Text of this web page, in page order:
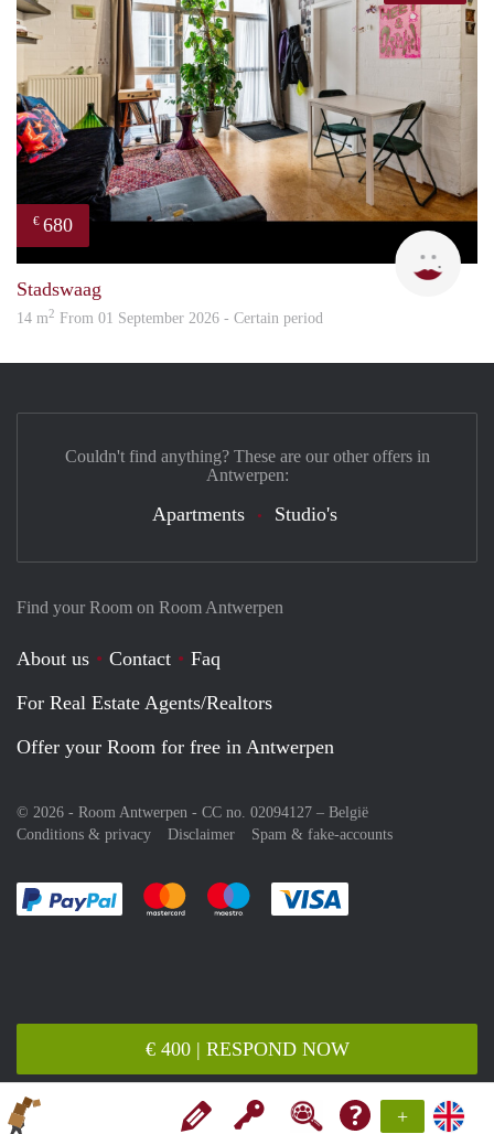
+
€ 400 | RESPOND NOW
€ 680
Stadswaag
14 m2 From 01 September 2026 - Certain period
Find your Room on Room Antwerpen
About us Contact
Faq
For Real Estate Agents/Realtors
Offer your Room for free in Antwerpen
© 2026 - Room Antwerpen - CC no. 02094127 – België
Conditions & privacy
Disclaimer Spam & fake-accounts
Pay easily with :payment method
Pay easily with :payment method
Pay easily with :payment method
Couldn't find anything? These are our other offers in
Antwerpen:
Apartments Studio's